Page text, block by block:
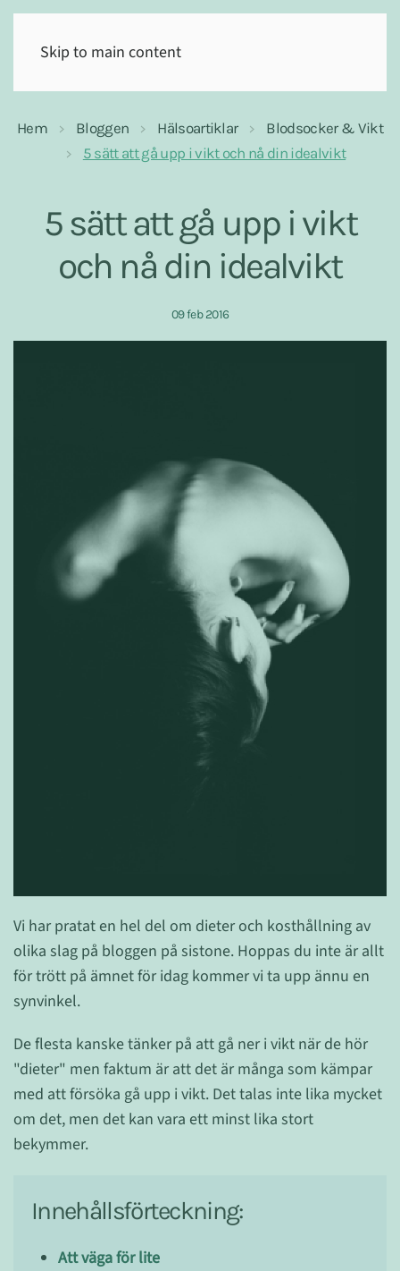
Skip to main content
Hem Bloggen Hälsoartiklar
Blodsocker & Vikt
5 sätt att gå upp i vikt och nå din idealvikt
5 sätt att gå upp i vikt
och nå din idealvikt
09 feb 2016
Vi har pratat en hel del om dieter och kosthållning av
olika slag på bloggen på sistone. Hoppas du inte är allt
för trött på ämnet för idag kommer vi ta upp ännu en
synvinkel.
De flesta kanske tänker på att gå ner i vikt när de hör
"dieter" men faktum är att det är många som kämpar
med att försöka gå upp i vikt. Det talas inte lika mycket
om det, men det kan vara ett minst lika stort
bekymmer.
Innehållsförteckning:
Att väga för lite